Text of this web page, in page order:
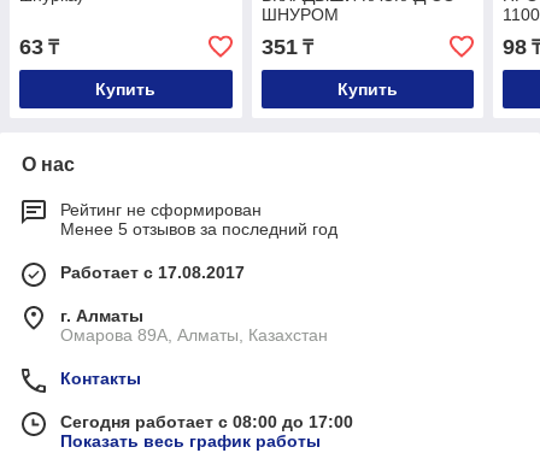
63 ₸
Купить
ШНУРОМ
351₸
Купить
1100
98
О нас
Рейтинг не сформирован
Менее 5 отзывов за последний год
Работает с 17.08.2017
г. Алматы
Омарова 89А, Алматы, Казахстан
Контакты
Сегодня работает с 08:00 до 17:00
Показать весь график работы